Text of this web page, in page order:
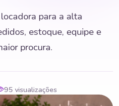
para a alta
estoque, equipe e
procura.
95 visualizações